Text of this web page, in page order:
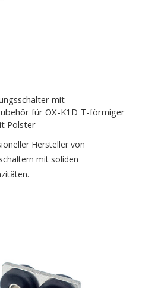
mit
für OX-K1D T-förmiger
Polster
Hersteller von
mit soliden